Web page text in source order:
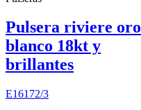
Pulsera riviere oro
blanco 18kt y
brillantes
E16172/3